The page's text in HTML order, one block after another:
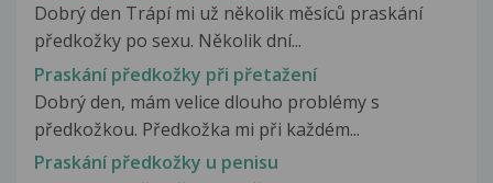
Dobrý den Trápí mi už několik měsíců praskání
předkožky po sexu. Několik dní...
Praskání předkožky při přetažení
Dobrý den, mám velice dlouho problémy s
předkožkou. Předkožka mi při každém...
Praskání předkožky u penisu